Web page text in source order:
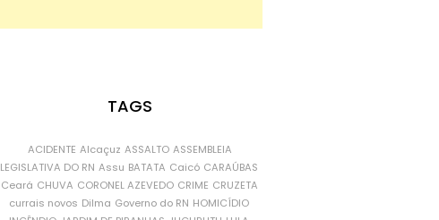
TAGS
ACIDENTE Alcaçuz ASSALTO ASSEMBLEIA
LEGISLATIVA DO RN Assu BATATA Caicó CARAÚBAS
Ceará CHUVA CORONEL AZEVEDO CRIME CRUZETA
currais novos Dilma Governo do RN HOMICÍDIO